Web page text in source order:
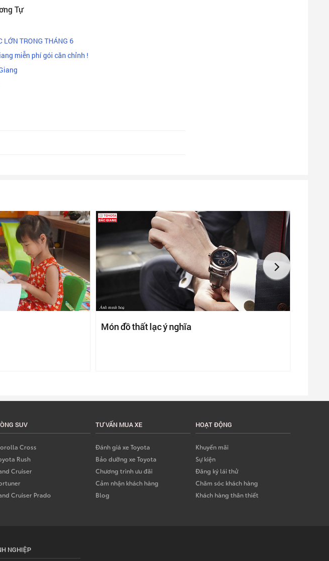
Tự
LỚN TRONG THÁNG 6
miễn phí gói căn chỉnh !
Món đồ thất lạc ý nghĩa
SUV
Cross
Rush
Cruiser
Cruiser Prado
TƯ VẤN MUA XE
Đánh giá xe Toyota
Bảo dưỡng xe Toyota
Chương trình ưu đãi
Cảm nhận khách hàng
Blog
HOẠT ĐỘNG
Khuyến mãi
Sự kiện
Đăng ký lái thử
Chăm sóc khách hàng
Khách hàng thân thiết
NGHIỆP